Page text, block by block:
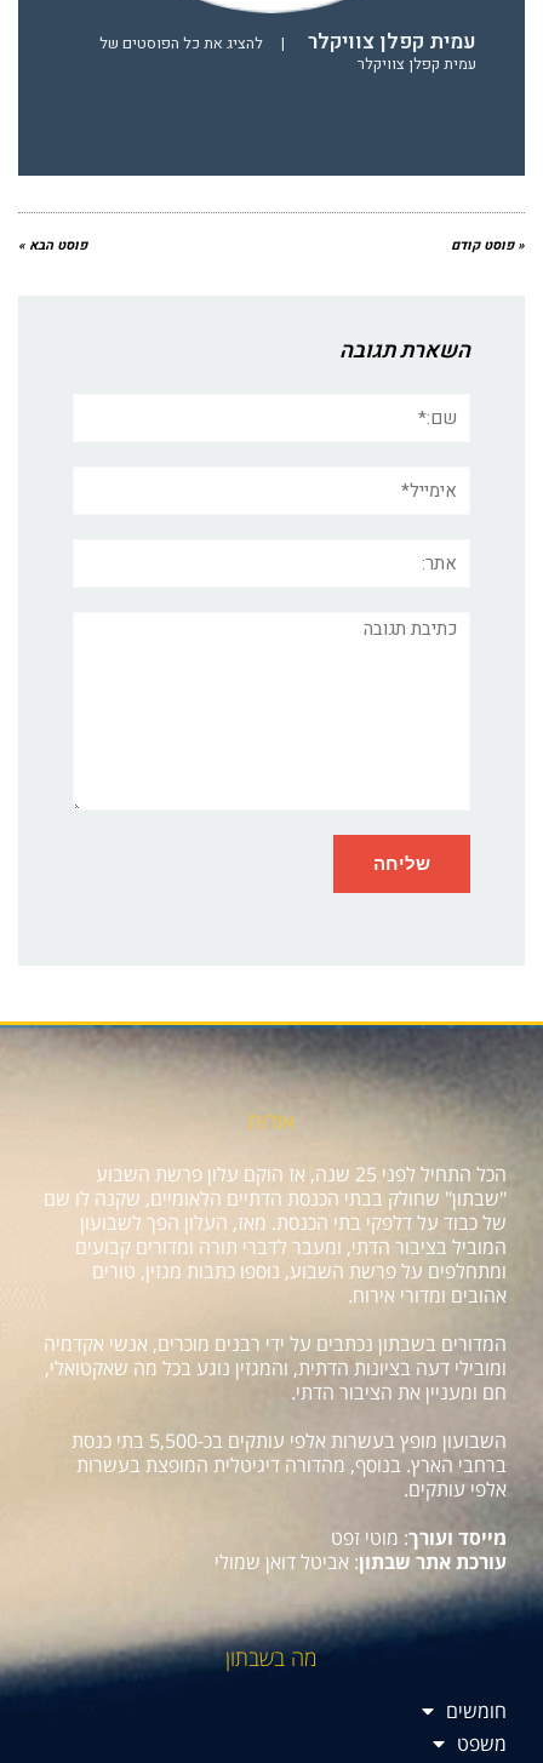
עמית קפלן צוויקלר |
להציג את כל הפוסטים של
עמית קפלן צוויקלר
« פוסט קודם פוסט הבא »
השארת תגובה
תגובה
אודות
הכל התחיל לפני 25 שנה, אז הוקם עלון פרשת השבוע
"שבתון" שחולק בבתי הכנסת הדתיים הלאומיים, שקנה לו שם
של כבוד על דלפקי בתי הכנסת. מאז, העלון הפך לשבועון
המוביל בציבור הדתי, ומעבר לדברי תורה ומדורים קבועים
ומתחלפים על פרשת השבוע, נוספו כתבות מגזין, טורים
אהובים ומדורי אירוח.
המדורים בשבתון נכתבים על ידי רבנים מוכרים, אנשי אקדמיה
ומובילי דעה בציונות הדתית, והמגזין נוגע בכל מה שאקטואלי,
חם ומעניין את הציבור הדתי.
השבועון מופץ בעשרות אלפי עותקים בכ-5,500 בתי כנסת
ברחבי הארץ. בנוסף, מהדורה דיגיטלית המופצת בעשרות
אלפי עותקים.
מייסד ועורך: מוטי זפט
עורכת אתר שבתון: אביטל דואן שמולי
מה בשבתון
חומשים
משפט